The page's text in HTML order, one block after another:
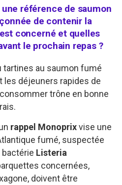
référence de saumon
de contenir la
concerné et quelles
le prochain repas ?
tartines au saumon fumé
les déjeuners rapides de
trône en bonne
rappel Monoprixvise une
fumé, suspectée
bactérie Listeria
concernées,
doivent être